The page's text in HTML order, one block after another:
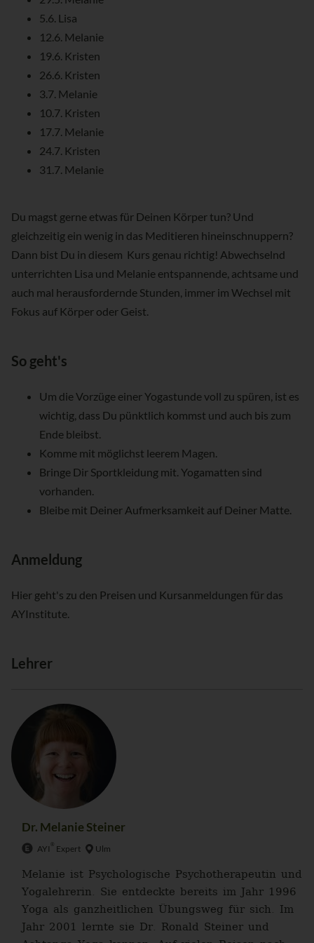
5.6. Lisa
12.6. Melanie
19.6. Kristen
26.6. Kristen
3.7. Melanie
10.7. Kristen
17.7. Melanie
24.7. Kristen
31.7. Melanie
Du magst gerne etwas für Deinen Körper tun? Und
gleichzeitig ein wenig in das Meditieren hineinschnuppern?
Dann bist Du in diesem Kurs genau richtig! Abwechselnd
unterrichten Lisa und Melanie entspannende, achtsame und
auch mal herausfordernde Stunden, immer im Wechsel mit
Fokus auf Körper oder Geist.
So geht's
Um die Vorzüge einer Yogastunde voll zu spüren, ist es
wichtig, dass Du pünktlich kommst und auch bis zum
Ende bleibst.
Komme mit möglichst leerem Magen.
Bringe Dir Sportkleidung mit. Yogamatten sind
vorhanden.
Bleibe mit Deiner Aufmerksamkeit auf Deiner Matte.
Anmeldung
Hier geht's zu den Preisen und Kursanmeldungen für das
AYInstitute.
Lehrer
Dr. Melanie Steiner
AYI ® Expert Ulm
Melanie ist Psychologische Psychotherapeutin und
Yogalehrerin. Sie entdeckte bereits im Jahr 1996
Yoga als ganzheitlichen Übungsweg für sich. Im
Jahr 2001 lernte sie Dr. Ronald Steiner und